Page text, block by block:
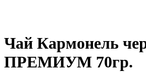
Чай Кармонель
ПРЕМИУМ 70гр.